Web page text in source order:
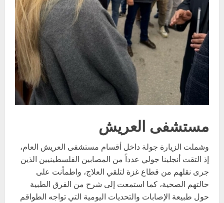
مستشفى العريش
وشملت الزيارة جولة داخل أقسام مستشفى العريش العام،
إذ التقت أنجلينا جولي عدداً من المصابين الفلسطينيين الذين
جرى نقلهم من قطاع غزة لتلقي العلاج، واطمأنت على
حالتهم الصحية، كما استمعت إلى شرح من الفرق الطبية
حول طبيعة الإصابات والتحديات اليومية التي تواجه الطواقم